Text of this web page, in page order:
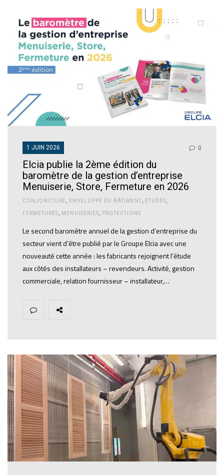
1 JUIN 2026 0
Elcia publie la 2ème édition du
baromètre de la gestion d’entreprise
Menuiserie, Store, Fermeture en 2026
CONJONCTURE ENVELOPPE DU BÂTIMENT ÉTUDES
FERMETURES MENUISERIES PROTECTIONS
Le second baromètre annuel de la gestion d’entreprise du
secteur vient d’être publié par le Groupe Elcia avec une
nouveauté cette année : les fabricants rejoignent l’étude
aux côtés des installateurs – revendeurs. Activité, gestion
commerciale, relation fournisseur – installateur,…